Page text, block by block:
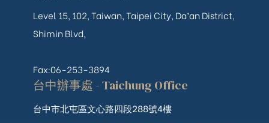
Level 15, 102, Taiwan, Taipei City, Da’an District,
Shimin Blvd,
Fax:06-253-3894
台中辦事處 - Taichung Office
台中市北屯區文心路四段288號4樓